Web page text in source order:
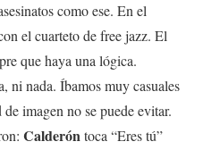
como ese. En el
el cuarteto de free jazz. El
que haya una lógica.
ni nada. Íbamos muy casuales
imagen no se puede evitar.
Calderóntoca “Eres tú”